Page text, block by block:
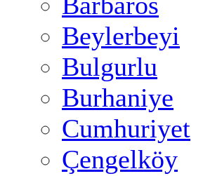
Beylerbeyi
Bulgurlu
Burhaniye
Cumhuriyet
Çengelköy